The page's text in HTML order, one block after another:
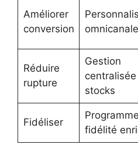
Améliorer
conversion
omnicanale
Réduire
rupture
Gestion
stocks
Fidéliser
fidélité